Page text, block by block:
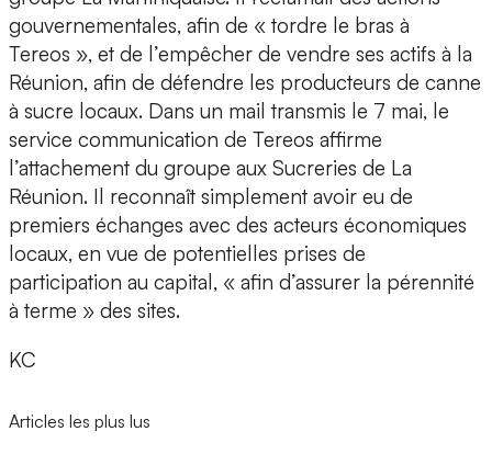
gouvernementales, afin de « tordre le bras à
Tereos », et de l’empêcher de vendre ses actifs à la
Réunion, afin de défendre les producteurs de canne
à sucre locaux. Dans un mail transmis le 7 mai, le
service communication de Tereos affirme
l’attachement du groupe aux Sucreries de La
Réunion. Il reconnaît simplement avoir eu de
premiers échanges avec des acteurs économiques
locaux, en vue de potentielles prises de
participation au capital, « afin d’assurer la pérennité
à terme » des sites.
KC
Articles les plus lus